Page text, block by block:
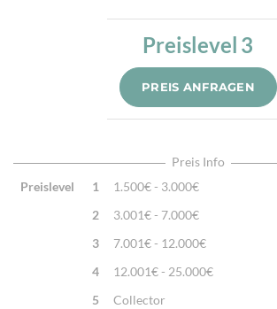
Seide
1,2 Mio. /m²
Sehr fein per Hand geknüpft
Traditionelle Machart
Preislevel 3
PREIS ANFRAGEN
Preis Info
Preislevel
1
1.500€ - 3.000€
2
3.001€ - 7.000€
3
7.001€ - 12.000€
4
12.001€ - 25.000€
5
Collector